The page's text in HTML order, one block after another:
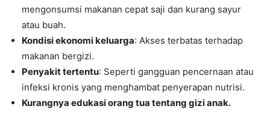
mengonsumsi makanan cepat saji dan kurang sayur
atau buah.
Kondisi ekonomi keluarga: Akses terbatas terhadap
makanan bergizi.
Penyakit tertentu: Seperti gangguan pencernaan atau
infeksi kronis yang menghambat penyerapan nutrisi.
Kurangnya edukasi orang tua tentang gizi anak.